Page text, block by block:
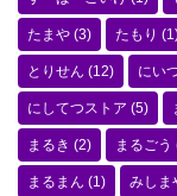
たまや (3) たもり
とりせん (12) にい
にしてつストア (5)
まるき (2) まるごう
まるまん (1) みしま